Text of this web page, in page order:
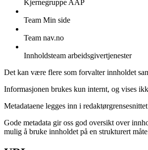
Kjernegruppe AAP
Team Min side
Team nav.no
Innholdsteam arbeidsgivertjenester
Det kan være flere som forvalter innholdet
Informasjonen brukes kun internt, og vises
Metadataene legges inn i
Gode metadata gir oss god oversikt over
mulig å bruke innholdet på en strukturert